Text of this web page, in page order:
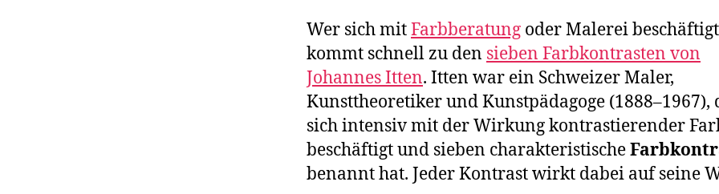
Wer sich mitFarbberatung oder Malerei
kommt schnell zu den sieben Farbkontrasten von
Johannes Itten. Itten war ein Schweizer Maler,
Kunsttheoretiker und Kunstpädagoge (1888–1967),
sich intensiv mit der Wirkung kontrastierender
beschäftigt und sieben charakteristische
benannt hat. Jeder Kontrast wirkt dabei auf seine